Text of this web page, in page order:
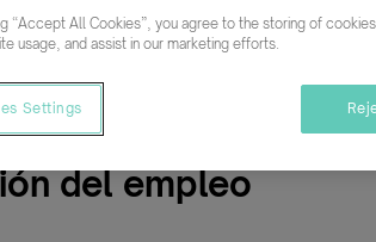
Indefinido
del empleo
“Accept All Cookies”, you agree to the storing of
usage, and assist in our marketing efforts.
Settings